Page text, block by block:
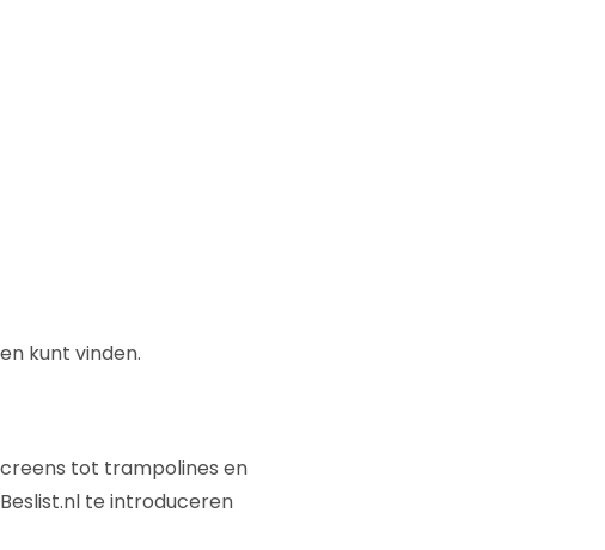
kunt vinden.
tot trampolines en
te introduceren